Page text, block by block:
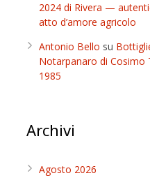
2024 di Rivera —
atto d’amore agricolo
Antonio Bello su
Notarpanaro di Cosimo
1985
Archivi
Agosto 2026